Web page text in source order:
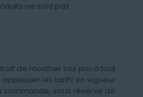
ne sont pas
de modifier ses prix à tout
les tarifs en vigueur
commande, sous réserve de